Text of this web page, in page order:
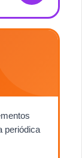
periódica